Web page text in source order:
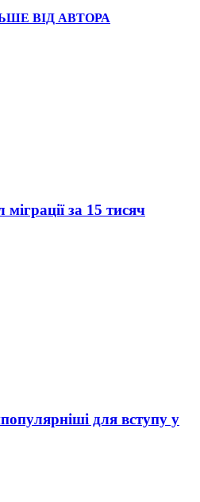
ВІД АВТОРА
за 15 тисяч
для вступу у